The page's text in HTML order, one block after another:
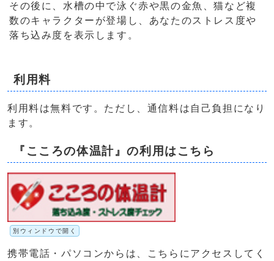
その後に、水槽の中で泳ぐ赤や黒の金魚、猫など複
数のキャラクターが登場し、あなたのストレス度や
落ち込み度を表示します。
利用料
利用料は無料です。ただし、通信料は自己負担になり
ます。
『こころの体温計』の利用はこちら
別ウィンドウで開く
携帯電話・パソコンからは、こちらにアクセスしてく